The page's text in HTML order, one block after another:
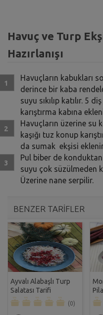
Havuç ve Turp
Hazırlanışı
Havuçların kabukları
derince bir kaba
suyu sıkılıp katılır. 5
karıştırma kabına
Havuçların üzerine su
kaşığı tuz konup
da sumak ekşisi
Pul biber de
suyu çok süzülmeden
Üzerine nane serpilir.
BENZER TARİFLER
Ayvalı Alabaşlı Turp
Salatası Tarifi
(0)